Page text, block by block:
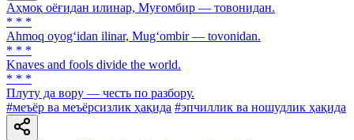
Аҳмоқ оёғидан илинар, Муғомбир — товонидан.
* * *
Ahmoq oyog‘idan ilinar, Mug‘ombir — tovonidan.
* * *
Knaves and fools divide the world.
* * *
Плуту да вору — честь по разбору.
#меъёр ва меъёрсизлик ҳақида #эпчиллик ва ношудлик ҳақида